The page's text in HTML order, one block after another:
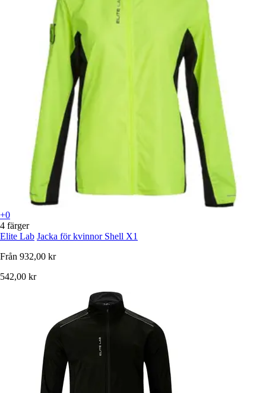
+0
4 färger
Elite Lab Jacka för kvinnor Shell X1
Från 932,00 kr
542,00 kr